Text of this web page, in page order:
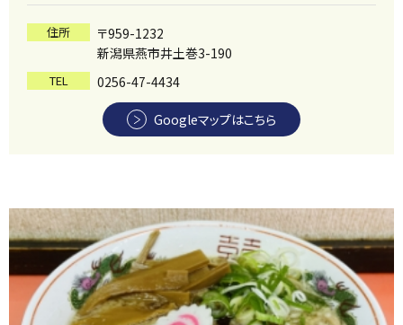
住所
〒959-1232
新潟県燕市井土巻3-190
TEL 0256-47-4434
Googleマップはこちら